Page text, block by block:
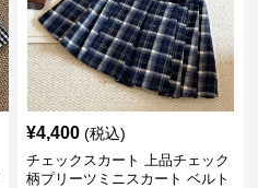
¥4,400 (税込)
チェックスカート 上品チェック
柄プリーツミニスカート ベルト